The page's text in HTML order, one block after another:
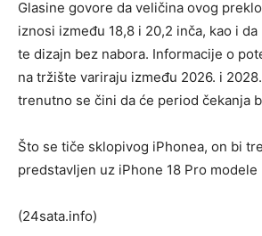
Glasine govore da veličina ovog
iznosi između 18,8 i 20,2 inča, kao i
te dizajn bez nabora. Informacije o
na tržište variraju između 2026. i
trenutno se čini da će period čekanja
Što se tiče sklopivog iPhonea, on bi
predstavljen uz iPhone 18 Pro
(24sata.info)